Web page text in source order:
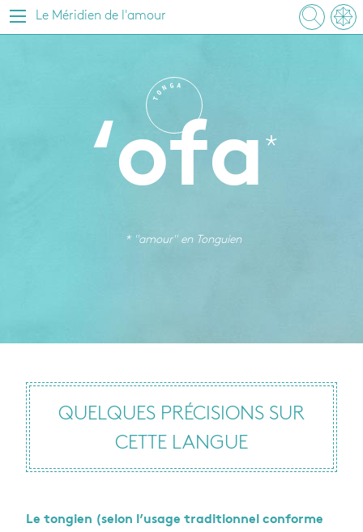
Le Méridien de l'amour
‘ofa
T
O
N G A
* "amour" en Tonguien
QUELQUES PRÉCISIONS SUR
CETTE LANGUE
Le tongien (selon l’usage traditionnel conforme